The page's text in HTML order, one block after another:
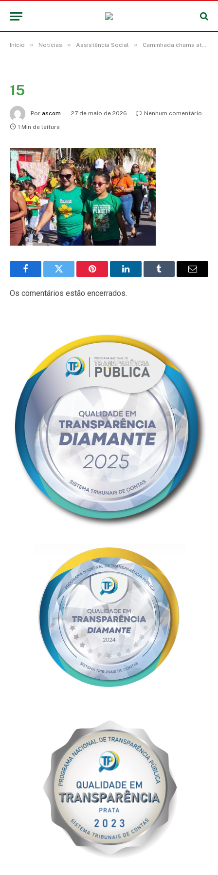
Início » Notícias » Assistência Social » Caminhada chama atenção para proteção de crianças e adolescentes
15
Por ascom 27 de maio de 2026
Nenhum comentário
1 Min de leitura
FacebookTwitter Pinterest LinkedInTumblr
E-
Os comentários estão encerrados.